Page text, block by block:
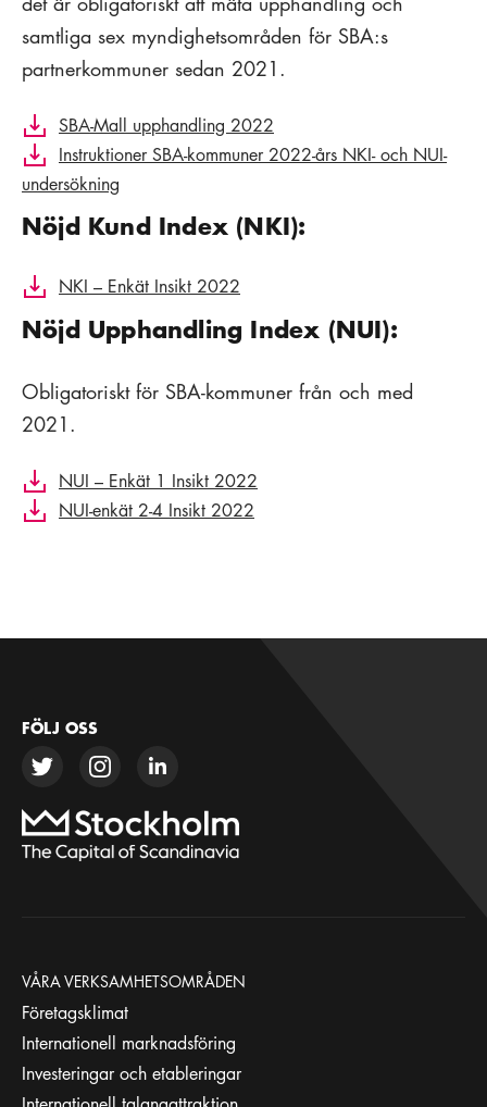
samtliga sex myndighetsområden för SBA:s
partnerkommuner sedan 2021.
SBA-Mall upphandling 2022
Instruktioner SBA-kommuner 2022-års NKI- och NUI-
undersökning
Nöjd Kund Index (NKI):
NKI – Enkät Insikt 2022
Nöjd Upphandling Index (NUI):
Obligatoriskt för SBA-kommuner från och med
2021.
NUI – Enkät 1 Insikt 2022
NUI-enkät 2-4 Insikt 2022
FÖLJ OSS
VÅRA VERKSAMHETSOMRÅDEN
Företagsklimat
Internationell marknadsföring
Investeringar och etableringar